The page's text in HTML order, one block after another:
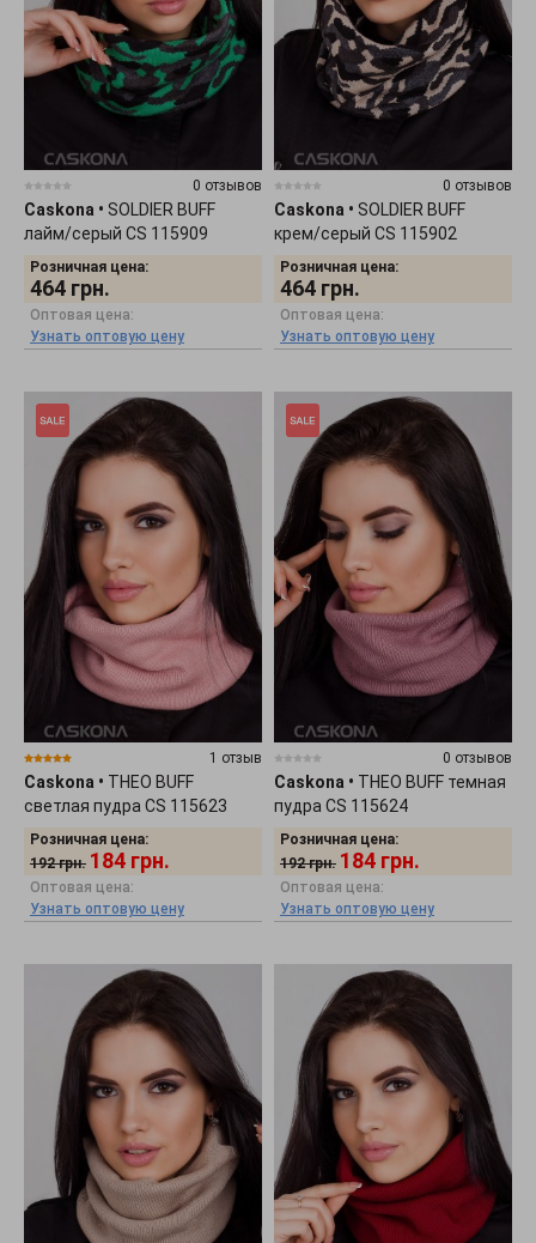
0 отзывов
Caskona • SOLDIER BUFF
лайм/серый CS 115909
Розничная цена:
464 грн.
Оптовая цена:
Узнать оптовую цену
0 отзывов
Caskona • SOLDIER BUFF
крем/серый CS 115902
Розничная цена:
464 грн.
Оптовая цена:
Узнать оптовую цену
1 отзыв
Caskona • THEO BUFF
светлая пудра CS 115623
Розничная цена:
192 грн. 184 грн.
Оптовая цена:
Узнать оптовую цену
0 отзывов
Caskona • THEO BUFF темная
пудра CS 115624
Розничная цена:
192 грн. 184 грн.
Оптовая цена:
Узнать оптовую цену